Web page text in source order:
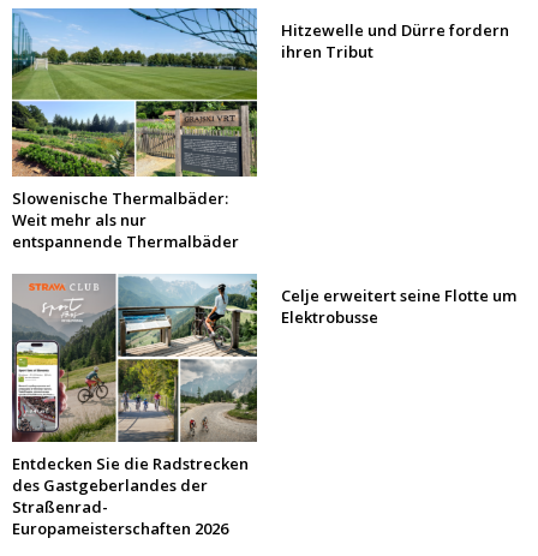
Slowenische Thermalbäder:
Weit mehr als nur
entspannende Thermalbäder
Hitzewelle und Dürre fordern
ihren Tribut
Entdecken Sie die Radstrecken
des Gastgeberlandes der
Straßenrad-
Europameisterschaften 2026
Celje erweitert seine Flotte um
Elektrobusse